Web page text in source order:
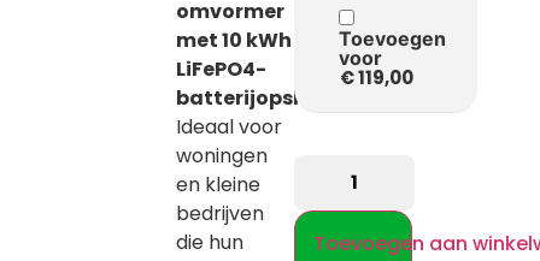
omvormer
met 10 kWh
LiFePO4-
batterijopslag
Ideaal voor
woningen
en kleine
bedrijven
die hun
Toevoegen
voor
€119,00
Toevoegen aan